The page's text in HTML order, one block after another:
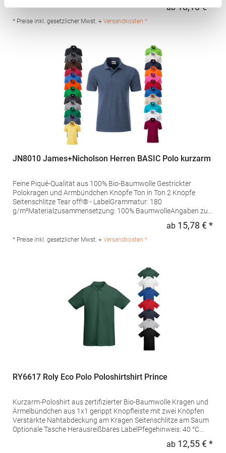
Kingsfordweg 151 1043GR Amsterdam Niederlande E-Mail:
marketing@henbury.com
ab18,10 € *
* Preise inkl. gesetzlicher Mwst. + Versandkosten *
JN8010 James+Nicholson Herren BASIC Polo kurzarm
Feine Piqué-Qualität aus 100% Bio-Baumwolle Gestrickter
Polokragen und Armbündchen Knöpfe Ton in Ton 2 Knöpfe
Seitenschlitze Tear off!® - LabelGrammatur: 180
g/m²Materialzusammensetzung: 100% BaumwolleAngaben zur
GmbH Vor dem Weißen Stein 25-31 72461 Albstadt Deutschland
E-Mail: info@daiber.de
ab 15,78 € *
* Preise inkl. gesetzlicher Mwst. + Versandkosten *
RY6617 Roly Eco Polo Poloshirtshirt Prince
Kurzarm-Poloshirt aus zertifizierter Bio-Baumwolle Kragen und
Ärmelbündchen aus 1x1 gerippt Knopfleiste mit zwei Knöpfen
Verstärkte Nahtabdeckung am Kragen Seitenschlitze am Saum
Optionale Tasche Herausreißbares LabelPfegehinweis: 40 °C
g/m²Materialzusammensetzung: 100% Baumwolle (Heather
ab 12,55 € *